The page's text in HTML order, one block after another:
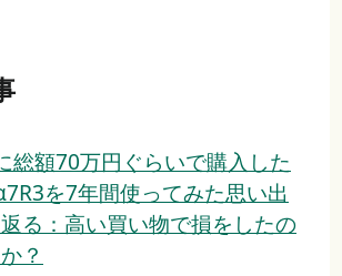
総額70万円ぐらいで購入した
を7年間使ってみた思い出
る：高い買い物で損をしたの
？